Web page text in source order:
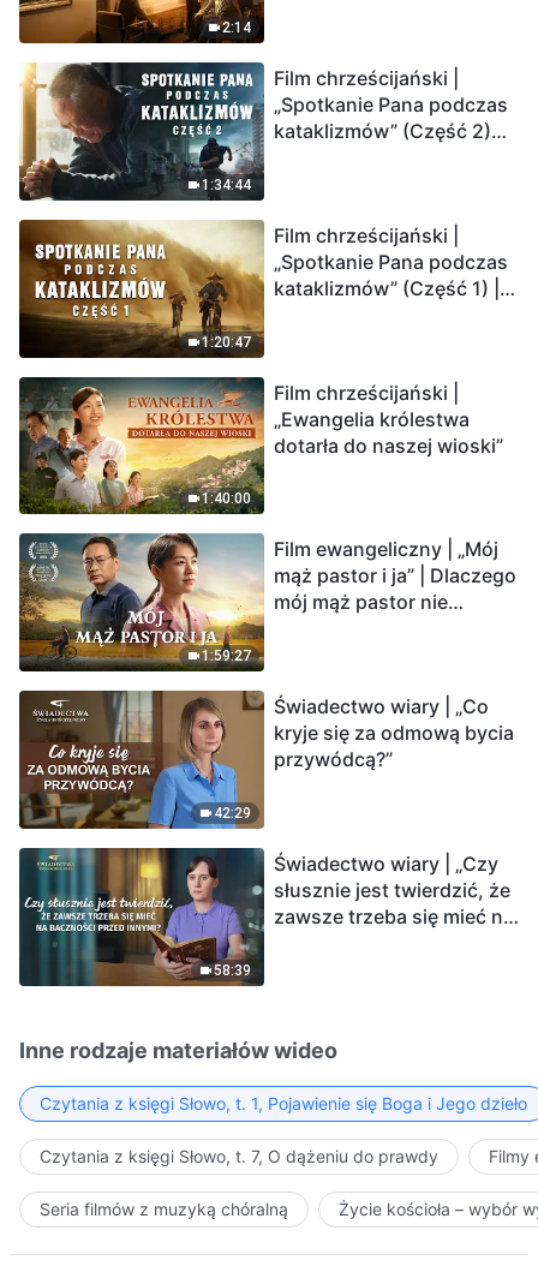
2:14
1:34:44
Film chrześcijański |
„Spotkanie Pana podczas
kataklizmów” (Część 2)
Ludzkość weszła w
odliczanie. Czy znalazłeś
już drogę ocalenia?
1:20:47
Film chrześcijański |
„Spotkanie Pana podczas
kataklizmów” (Część 1) |
1:40:00
Film chrześcijański |
„Ewangelia królestwa
dotarła do naszej wioski”
1:59:27
Film ewangeliczny | „Mój
mąż pastor i ja” | Dlaczego
mój mąż pastor nie
42:29
Świadectwo wiary | „Co
kryje się za odmową bycia
przywódcą?”
58:39
Świadectwo wiary | „Czy
słusznie jest twierdzić, że
zawsze trzeba się mieć na
Inne rodzaje materiałów wideo
Czytania z księgi Słowo, t. 1, Pojawienie się Boga i Jego dzieło
Czytania z księgi Słowo, t. 7, O dążeniu do prawdy Filmy
Seria filmów z muzyką chóralną Życie kościoła – wybór